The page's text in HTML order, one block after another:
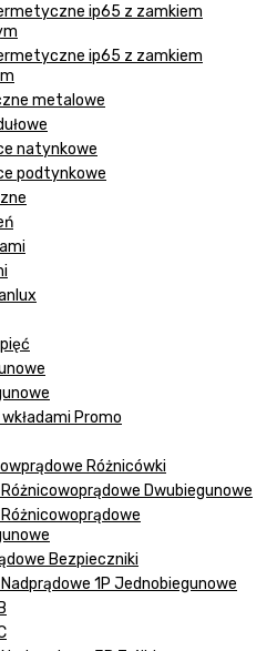
ip65 z zamkiem
ip65 z zamkiem
metalowe
natynkowe
podtynkowe
Promo
Różnicówki
Różnicowoprądowe Dwubiegunowe
Różnicowoprądowe
Bezpieczniki
1P Jednobiegunowe